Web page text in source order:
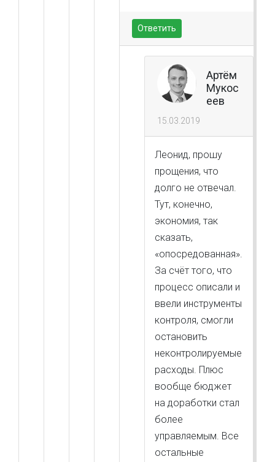
Ответить
Артём
Мукос
еев
15.03.2019
Леонид, прошу
прощения, что
долго не отвечал.
Тут, конечно,
экономия, так
сказать,
«опосредованная».
За счёт того, что
процесс описали и
ввели инструменты
контроля, смогли
остановить
неконтролируемые
расходы. Плюс
вообще бюджет
на доработки стал
более
управляемым. Все
остальные